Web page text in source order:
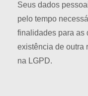
Seus dados
pelo tempo
finalidades para as
existência de outra
na LGPD.